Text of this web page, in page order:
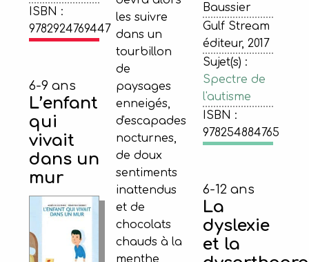
ISBN :
9782924769447
Baussier
Gulf Stream
éditeur, 2017
Sujet(s) :
Spectre de
l'autisme
ISBN :
978254884765
6-9 ans
L’enfant
qui
vivait
dans un
mur
les suivre
dans un
tourbillon
de
paysages
enneigés,
d'escapades
nocturnes,
de doux
sentiments
inattendus
et de
chocolats
chauds à la
6-12 ans
La
dyslexie
et la